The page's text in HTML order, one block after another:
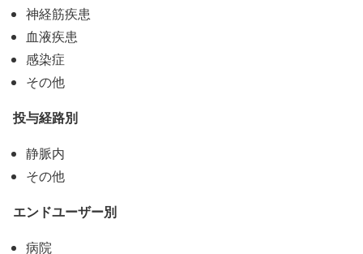
神経筋疾患
血液疾患
感染症
その他
投与経路別
静脈内
その他
エンドユーザー別
病院